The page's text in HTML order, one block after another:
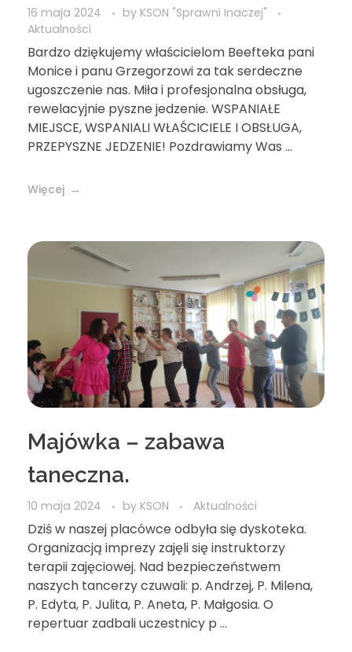
16 maja 2024 by KSON "Sprawni Inaczej"
Aktualności
Bardzo dziękujemy właścicielom Beefteka pani
Monice i panu Grzegorzowi za tak serdeczne
ugoszczenie nas. Miła i profesjonalna obsługa,
rewelacyjnie pyszne jedzenie. WSPANIAŁE
MIEJSCE, WSPANIALI WŁAŚCICIELE I OBSŁUGA,
PRZEPYSZNE JEDZENIE! Pozdrawiamy Was ...
Więcej
Majówka – zabawa
taneczna.
10 maja 2024 by KSON Aktualności
Dziś w naszej placówce odbyła się dyskoteka.
Organizacją imprezy zajęli się instruktorzy
terapii zajęciowej. Nad bezpieczeństwem
naszych tancerzy czuwali: p. Andrzej, P. Milena,
P. Edyta, P. Julita, P. Aneta, P. Małgosia. O
repertuar zadbali uczestnicy p ...